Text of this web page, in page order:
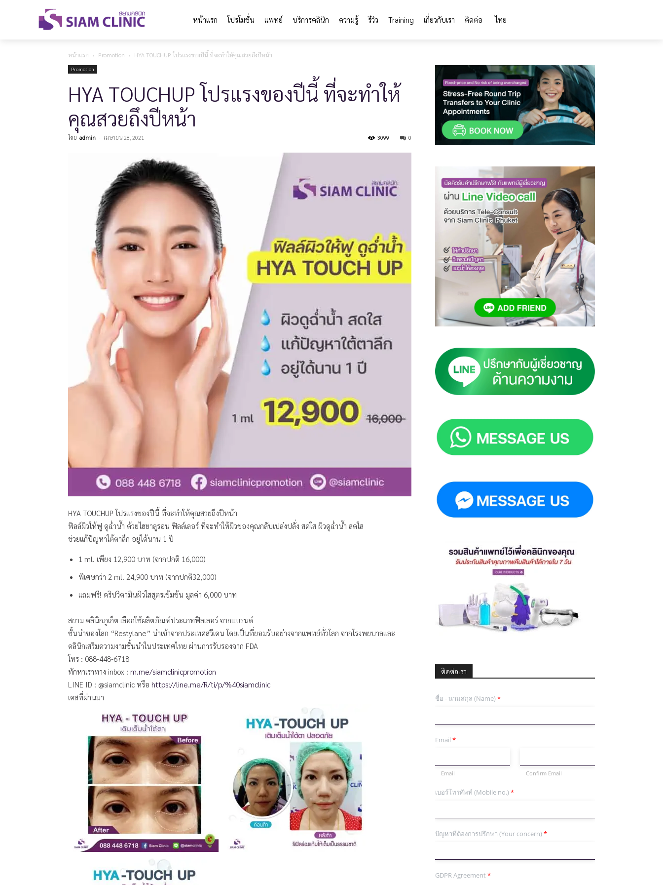
หน้าแรก โปรโมชั่น แพทย์ บริการคลินิก ความรู้ รีวิว Training เกี่ยวกับเรา ติดต่อ ไทย
หน้าแรก Promotion HYA TOUCHUP โปรแรงของปีนี้ ที่จะทำให้คุณสวยถึงปีหน้า
Promotion
HYA TOUCHUP โปรแรงของปีนี้ ที่จะทำให้
คุณสวยถึงปีหน้า
โดย admin - เมษายน 28, 2021 0
3099
HYA TOUCHUP โปรแรงของปีนี้ ที่จะทำให้คุณสวยถึงปีหน้า
ฟิลล์ผิวให้ฟู ดูฉ่ำน้ำ ด้วยไฮยาลูรอน ฟิลล์เลอร์ ที่จะทำให้ผิวของคุณกลับเปล่งปลั่ง สดใส ผิวดูฉ่ำน้ำ สดใส
ช่วยแก้ปัญหาใต้ตาลึก อยู่ได้นาน 1 ปี
1 ml. เพียง 12,900 บาท (จากปกติ 16,000)
พิเศษกว่า 2 ml. 24,900 บาท (จากปกติ32,000)
แถมฟรี! ดริปวิตามินผิวใสสูตรเข้มข้น มูลค่า 6,000 บาท
สยาม คลินิกภูเก็ต เลือกใช้ผลิตภัณฑ์ประเภทฟิลเลอร์ จากแบรนด์
ชั้นนำของโลก “Restylane” นำเข้าจากประเทศสวีเดน โดยเป็นที่ยอมรับอย่างจากแพทย์ทั่วโลก จากโรงพยบาลและ
คลินิกเสริมความงามชั้นนำในประเทศไทย ผ่านการรับรองจาก FDA
โทร : 088-448-6718
ทักหาเราทาง inbox : m.me/siamclinicpromotion
LINE ID : @siamclinic หรือ https://line.me/R/ti/p/%40siamclinic
เคสที่ผ่านมา
ติดต่อเรา
ชื่อ - นามสกุล (Name)*
Email *
Email Confirm Email
เบอร์โทรศัพท์ (Mobile no.)*
ปัญหาที่ต้องการปรึกษา (Your concern)*
GDPR Agreement *